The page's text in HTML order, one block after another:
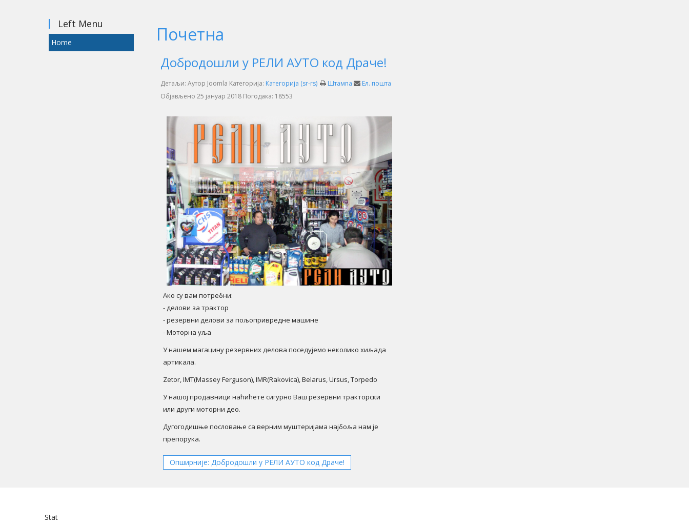
Left Menu
Home Почетна
Добродошли у РЕЛИ АУТО код Драче!
Штампа Ел. пошта
Детаљи: Аутор Joomla Категорија: Категорија (sr-rs)
Објављено 25 јануар 2018 Погодака: 18553
Ако су вам потребни:
- делови за трактор
- резервни делови за пољопривредне машине
- Моторна уља
У нашем магацину резервних делова поседујемо неколико хиљада
артикала.
Zetor, IMT(Massey Ferguson), IMR(Rakovica), Belarus, Ursus, Torpedo
У нашој продавници наћићете сигурно Ваш резервни тракторски
или други моторни део.
Дугогодишње пословање са верним муштеријама најбоља нам је
препорука.
Опширније: Добродошли у РЕЛИ АУТО код Драче!
Stat